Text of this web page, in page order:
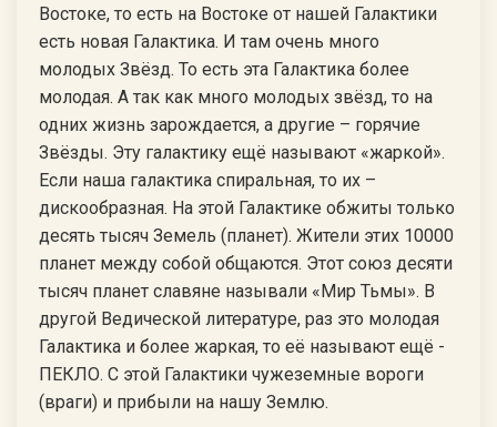
Востоке, то есть на Востоке от нашей Галактики
есть новая Галактика. И там очень много
молодых Звёзд. То есть эта Галактика более
молодая. А так как много молодых звёзд, то на
одних жизнь зарождается, а другие – горячие
Звёзды. Эту галактику ещё называют «жаркой».
Если наша галактика спиральная, то их –
дискообразная. На этой Галактике обжиты только
десять тысяч Земель (планет). Жители этих 10000
планет между собой общаются. Этот союз десяти
тысяч планет славяне называли «Мир Тьмы». В
другой Ведической литературе, раз это молодая
Галактика и более жаркая, то её называют ещё -
ПЕКЛО. С этой Галактики чужеземные вороги
(враги) и прибыли на нашу Землю.